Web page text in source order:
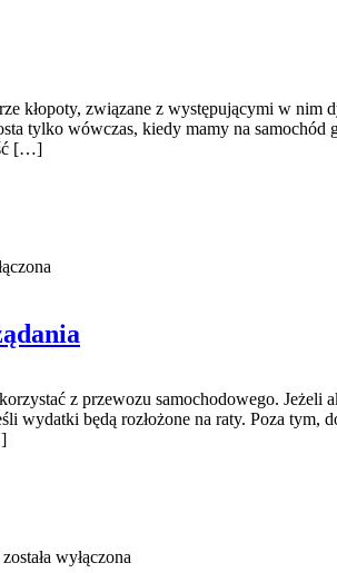
kłopoty, związane z występującymi w nim
tylko wówczas, kiedy mamy na
[…]
z przewozu samochodowego. Jeżeli
będą rozłożone na raty. Poza tym,
została wyłączona